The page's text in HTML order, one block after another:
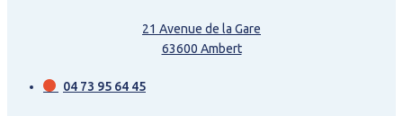
21 Avenue de la Gare
63600 Ambert
04 73 95 64 45